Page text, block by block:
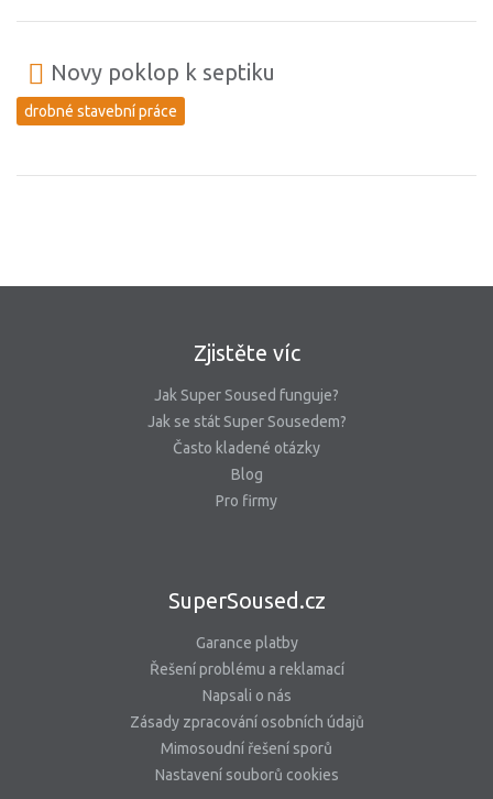
Novy poklop k septiku
drobné stavební práce
Zjistěte víc
Jak Super Soused funguje?
Jak se stát Super Sousedem?
Často kladené otázky
Blog
Pro firmy
SuperSoused.cz
Garance platby
Řešení problému a reklamací
Napsali o nás
Zásady zpracování osobních údajů
Mimosoudní řešení sporů
Nastavení souborů cookies